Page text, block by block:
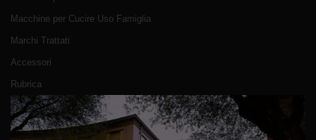
Macchine per Cucire Uso Famiglia
Marchi Trattati
Accessori
Rubrica